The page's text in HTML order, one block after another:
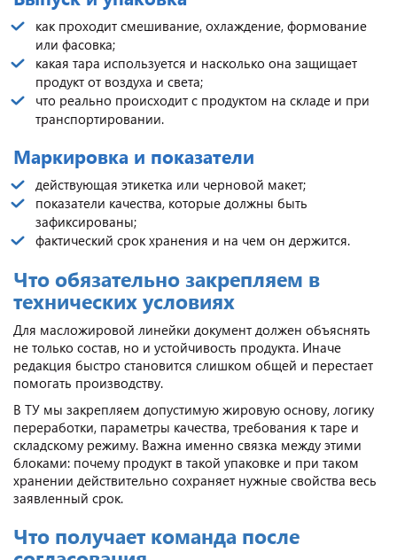
как проходит смешивание, охлаждение, формование
или фасовка;
какая тара используется и насколько она защищает
продукт от воздуха и света;
что реально происходит с продуктом на складе и при
транспортировании.
Маркировка и показатели
действующая этикетка или черновой макет;
показатели качества, которые должны быть
зафиксированы;
фактический срок хранения и на чем он держится.
Что обязательно закрепляем в
технических условиях
Для масложировой линейки документ должен объяснять
не только состав, но и устойчивость продукта. Иначе
редакция быстро становится слишком общей и перестает
помогать производству.
В ТУ мы закрепляем допустимую жировую основу, логику
переработки, параметры качества, требования к таре и
складскому режиму. Важна именно связка между этими
блоками: почему продукт в такой упаковке и при таком
хранении действительно сохраняет нужные свойства весь
заявленный срок.
Что получает команда после